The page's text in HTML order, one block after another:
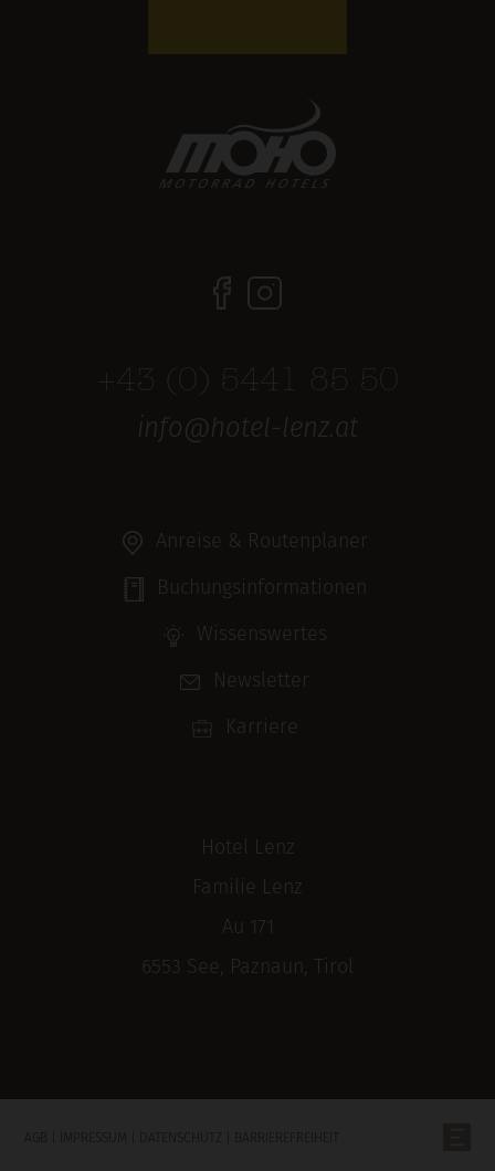
Anreise & Routenplaner
Buchungsinformationen
Wissenswertes
Newsletter
Karriere
Hotel Lenz
Familie Lenz
Au 171
6553 See, Paznaun, Tirol
+43 (0) 5441 85 50
info@hotel-lenz.at